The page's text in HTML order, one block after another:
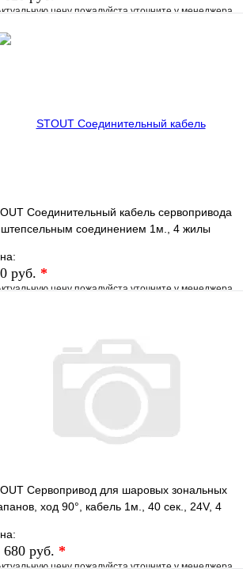
цену пожалуйста уточните у менеджера
В избранное
Соединительный кабель сервопривода
соединением 1м., 4 жилы
руб. *
цену пожалуйста уточните у менеджера
В корзину
Сервопривод для шаровых зональных
ход 90°, кабель 1м., 40 сек., 24V, 4
680 руб. *
цену пожалуйста уточните у менеджера